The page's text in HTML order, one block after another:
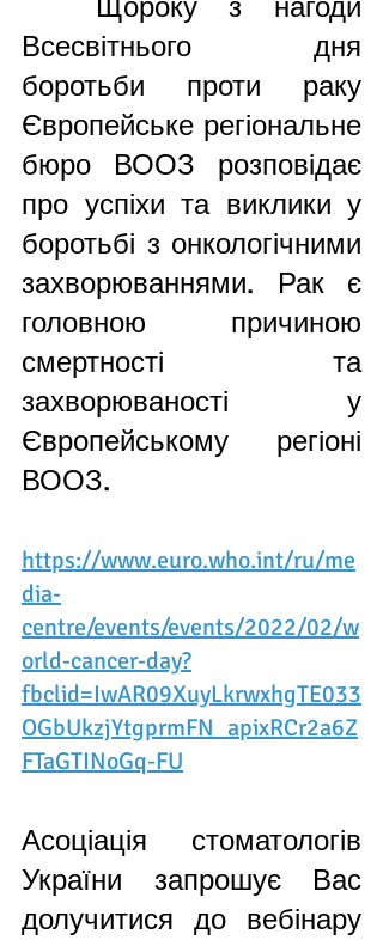
Всесвітнього дня
боротьби проти раку
Європейське регіональне
бюро ВООЗ розповідає
про успіхи та виклики у
боротьбі з онкологічними
захворюваннями. Рак є
головною причиною
смертності та
захворюваності у
Європейському регіоні
ВООЗ.
https://www.euro.who.int/ru/me
dia-
centre/events/events/2022/02/w
orld-cancer-day?
fbclid=IwAR09XuyLkrwxhgTE033
OGbUkzjYtgprmFN_apixRCr2a6Z
FTaGTINoGq-FU
Асоціація стоматологів
України запрошує Вас
долучитися до вебінару